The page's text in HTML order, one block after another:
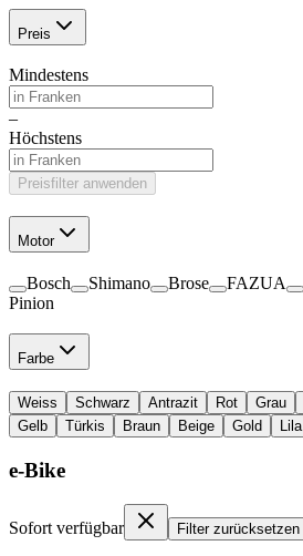
Preis
Mindestens
–
Höchstens
Preisfilter anwenden
Motor
Bosch Shimano Brose FAZUA
Pinion
Farbe
Weiss Schwarz Antrazit Rot Grau
Gelb
Türkis Braun Beige Gold Lila
e-Bike
Sofort verfügbar Filter zurücksetzen